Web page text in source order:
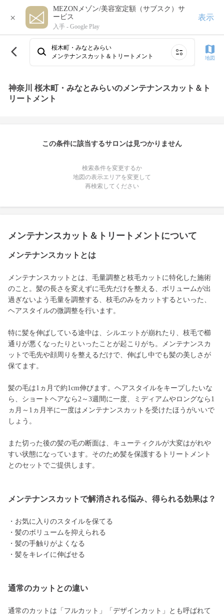
×
MEZONメゾン/美容室定額（サブスク）サ
ービス
入手 - Google Play
表示
桜木町・みなとみらい
メンテナンスカット＆トリートメント
地図
神奈川 桜木町・みなとみらいのメンテナンスカット＆ト
リートメント
この条件に該当するサロンは見つかりません
検索条件を変更するか
地図の表示エリアを変更して
再検索してください
メンテナンスカット＆トリートメントについて
メンテナンスカットとは
メンテナンスカットとは、毛量調整と枝毛カットに特化した施術
のこと。髪の長さを変えずに毛先だけを整える、ボリュームが出
過ぎないよう毛量を調整する、枝毛のみをカットするといった、
ヘアスタイルの微調整を行います。
特に髪を伸ばしている途中は、シルエットが崩れたり、枝毛で櫛
通りが悪くなったりといったことが起こりがち。メンテナンスカ
ットで毛先や顔周りを整えるだけで、伸ばし中でも髪の美しさが
保てます。
髪の毛は1ヵ月で約1cm伸びます。ヘアスタイルをキープしたいな
ら、ショートヘアなら2～3週間に一度、ミディアムやロングなら1
ヵ月～1ヵ月半に一度はメンテナンスカットを受けたほうがいいで
しょう。
また切った後の髪の毛の断面は、キューティクルが大変はがれや
すい状態になっています。そのため髪を保護するトリートメント
とのセットでご提供します。
メンテナンスカットで解消される悩み、得られる効果は？
・お気に入りのスタイルを保てる
・髪のボリュームを抑えられる
・髪の手触りがよくなる
・髪をキレイに伸ばせる
通常のカットとの違い
通常のカットは「フルカット」「デザインカット」とも呼ばれて